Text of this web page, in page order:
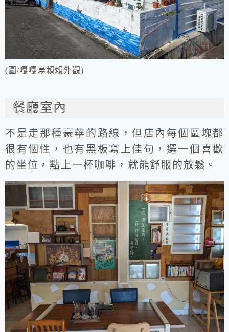
(圖/嘎嘎烏賴賴外觀)
餐廳室內
不是走那種豪華的路線，但店內每個區塊都
很有個性，也有黑板寫上佳句，選一個喜歡
的坐位，點上一杯咖啡，就能舒服的放鬆。